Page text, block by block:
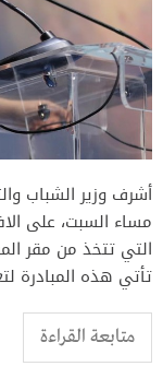
أشرف وزير الشباب
مساء السبت، على
التي تتخذ من مقر
تأتي هذه المبادرة
متابعة القراءة